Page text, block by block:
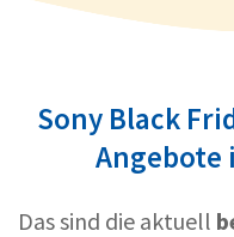
Sony Black
Angebote
Das sind die aktuell